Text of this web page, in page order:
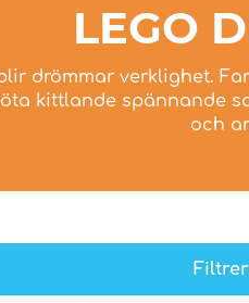
LEGO
blir drömmar verklighet.
kittlande spännande
och